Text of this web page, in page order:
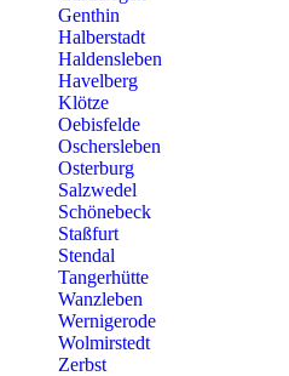
Genthin
Halberstadt
Haldensleben
Havelberg
Klötze
Oebisfelde
Oschersleben
Osterburg
Salzwedel
Schönebeck
Staßfurt
Stendal
Tangerhütte
Wanzleben
Wernigerode
Wolmirstedt
Zerbst